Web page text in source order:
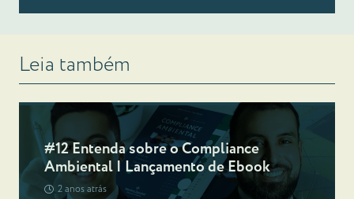
Leia também
#12 Entenda sobre o Compliance
Ambiental | Lançamento de Ebook
2 anos atrás